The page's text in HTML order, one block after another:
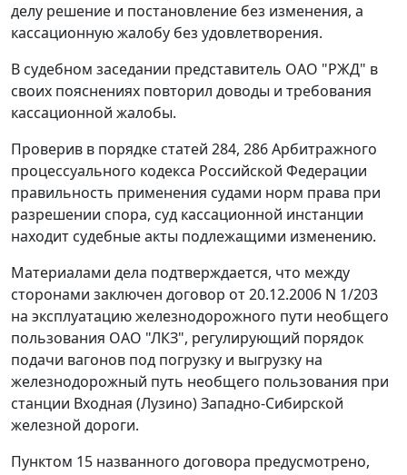
делу решение и постановление без изменения, а
кассационную жалобу без удовлетворения.
В судебном заседании представитель ОАО "РЖД" в
своих пояснениях повторил доводы и требования
кассационной жалобы.
Проверив в порядке статей 284, 286Арбитражного
процессуального кодекса Российской Федерации
правильность применения судами норм права при
разрешении спора, суд кассационной инстанции
находит судебные акты подлежащими изменению.
Материалами дела подтверждается, что между
сторонами заключен договор от 20.12.2006 N 1/203
на эксплуатацию железнодорожного пути необщего
пользования ОАО "ЛКЗ", регулирующий порядок
подачи вагонов под погрузку и выгрузку на
железнодорожный путь необщего пользования при
станции Входная (Лузино) Западно-Сибирской
железной дороги.
Пунктом 15 названного договора предусмотрено,